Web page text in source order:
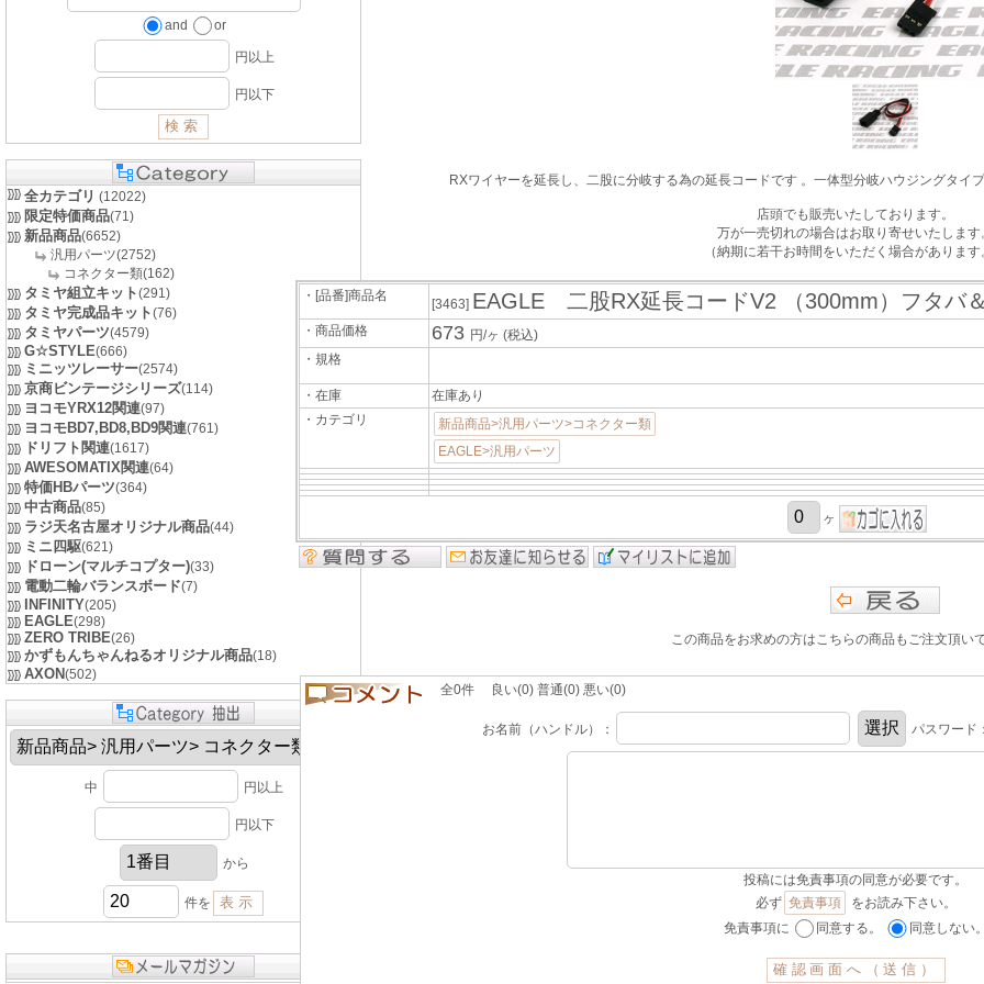
and or
円以上
円以下
全カテゴリ (12022)
限定特価商品(71)
新品商品(6652)
汎用パーツ(2752)
コネクター類(162)
タミヤ組立キット(291)
タミヤ完成品キット(76)
タミヤパーツ(4579)
G☆STYLE(666)
ミニッツレーサー(2574)
京商ビンテージシリーズ(114)
ヨコモYRX12関連(97)
ヨコモBD7,BD8,BD9関連(761)
ドリフト関連(1617)
AWESOMATIX関連(64)
特価HBパーツ(364)
中古商品(85)
ラジ天名古屋オリジナル商品(44)
ミニ四駆(621)
ドローン(マルチコプター)(33)
電動二輪バランスボード(7)
INFINITY(205)
EAGLE(298)
ZERO TRIBE(26)
かずもんちゃんねるオリジナル商品(18)
AXON(502)
中 円以上
円以下
から
件を
RXワイヤーを延長し、二股に分岐する為の延長コードです 。一体型分岐ハウジングタイ
店頭でも販売いたしております。
万が一売切れの場合はお取り寄せいたします
（納期に若干お時間をいただく場合があります
・[品番]商品名
[3463] EAGLE 二股RX延長コードV2 （300mm）フタバ
・商品価格 673 円/ヶ (税込)
・規格
・在庫
在庫あり
・カテゴリ
新品商品>汎用パーツ>コネクター類
EAGLE>汎用パーツ
ヶ
この商品をお求めの方はこちらの商品もご注文頂い
全0件 良い(0) 普通(0) 悪い(0)
お名前（ハンドル）： パスワード：
投稿には免責事項の同意が必要です。
必ず 免責事項
をお読み下さい。
免責事項に
同意する。 同意しない。